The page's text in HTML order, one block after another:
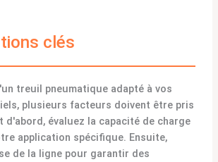
clés
treuil pneumatique adapté à vos
plusieurs facteurs doivent être pris
d'abord, évaluez la capacité de charge
application spécifique. Ensuite,
de la ligne pour garantir des